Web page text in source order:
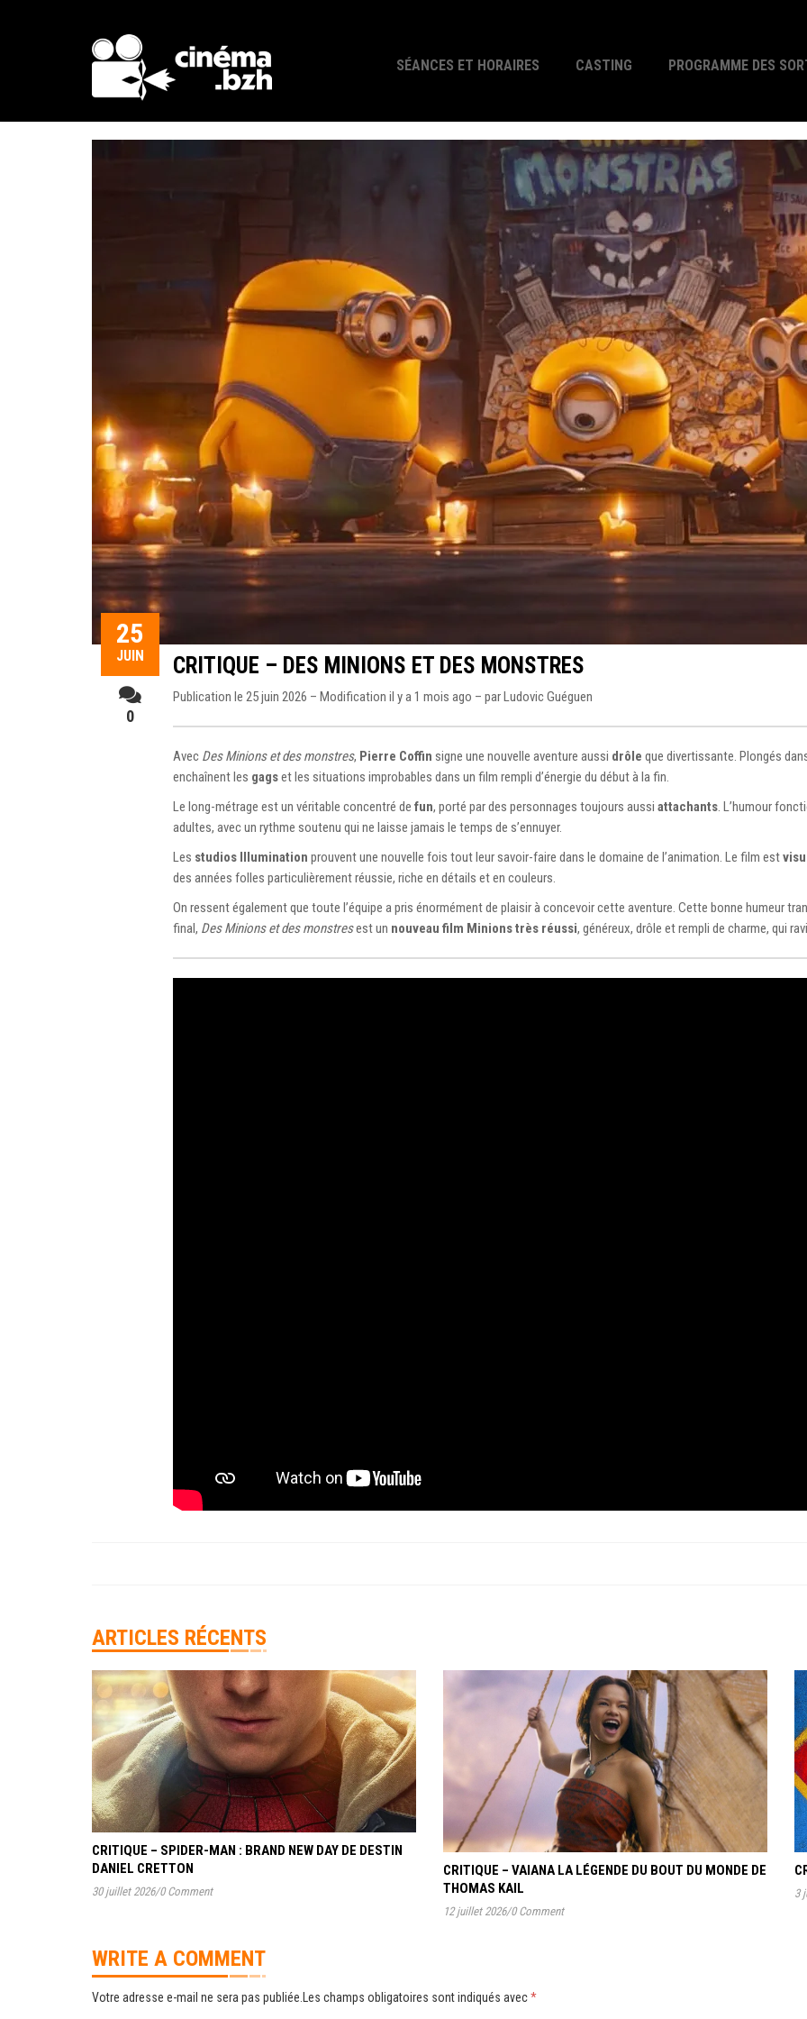
SÉANCES ET HORAIRES CASTING PROGRAMME DES
25
JUIN
0
CRITIQUE – DES MINIONS ET DES MONSTRES
Publication le 25 juin 2026 – Modification il y a 1 mois ago – parLudovic Guéguen
Avec Des Minions et des monstres, Pierre Coffin signe une nouvelle aventure aussi drôle que divertissante. Plongés
enchaînent les gagset les situations improbables dans un film rempli d’énergie du début à la fin.
Le long-métrage est un véritable concentré de fun, porté par des personnages toujours aussi attachants. L’humour
adultes, avec un rythme soutenu qui ne laisse jamais le temps de s’ennuyer.
Les studios Illumination prouvent une nouvelle fois tout leur savoir-faire dans le domaine de l’animation. Le film est
des années folles particulièrement réussie, riche en détails et en couleurs.
On ressent également que toute l’équipe a pris énormément de plaisir à concevoir cette aventure. Cette bonne humeur
final, Des Minions et des monstresest un nouveau film Minions très réussi, généreux, drôle et rempli de charme, qui
ARTICLES RÉCENTS
CRITIQUE – SPIDER-MAN : BRAND NEW DAY DE DESTIN
DANIEL CRETTON
30 juillet 2026/0 Comment
CRITIQUE – VAIANA LA LÉGENDE DU BOUT DU MONDE DE
THOMAS KAIL
12 juillet 2026/0 Comment
3
WRITE A COMMENT
Votre adresse e-mail ne sera pas publiée. Les champs obligatoires sont indiqués avec*